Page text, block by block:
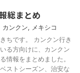
総まとめ
カンクン, メキシコ
ちです。 カンクン行き
る方向けに、カンクン
情報をまとめました。
ストシーズン、治安な